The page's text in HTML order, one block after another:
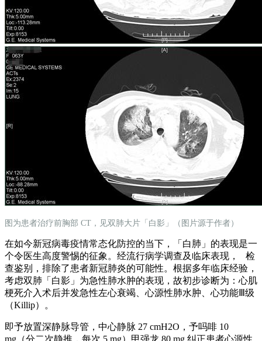
图为患者治疗前胸部 CT，见双肺大片「白影」（图片源于作者）
在如今新冠病毒疫情常态化防控的当下，「白肺」的表现是一
个令医生高度警惕的征象。经流行病学调查及临床表现， 检
查鉴别，排除了患者新冠肺炎的可能性。根据多年临床经验，
考虑双肺「白影」为急性肺水肿的表现，故初步诊断为：心肌
梗死介入术后并发急性左心衰竭、心源性肺水肿、心功能Ⅲ级
（Killip）。
即予放置深静脉导管，中心静脉 27 cmH2O，予吗啡 10